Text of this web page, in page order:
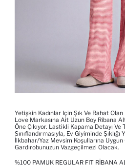
Yetişkin Kadınlar Için Şık Ve Rahat Olan
Love Markasına Ait Uzun Boy Ribana
Öne Çıkıyor. Lastikli Kapama Detayı Ve
Sınıflandırmasıyla, Ev Giyiminde Şıklığı
İlkbahar/Yaz Mevsim Koşullarına Uygun
Gardırobunuzun Vazgeçilmezi Olacak.
%100 PAMUK REGULAR FIT RIBANA